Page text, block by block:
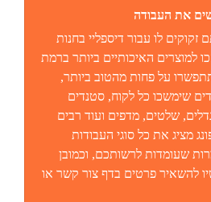
את העבודה
לו עבור דיספליי בחנות
למוצרים האיכותיים ביותר ברמת
על פחות מהטוב ביותר,
שימשכו כל לקוח, סטנדים
שלטים, מדפים ועוד רבים
מציג את כל סוגי העבודות
שעומדות לרשותכם, וכמובן
להשאיר פרטים בדף צור קשר או